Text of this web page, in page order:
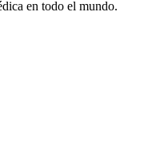
en todo el mundo.